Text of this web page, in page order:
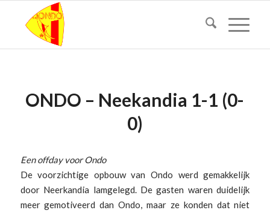
ONDO – Neekandia 1-1 (0-
0)
Een offday voor Ondo
De voorzichtige opbouw van Ondo werd gemakkelijk
door Neerkandia lamgelegd. De gasten waren duidelijk
meer gemotiveerd dan Ondo, maar ze konden dat niet